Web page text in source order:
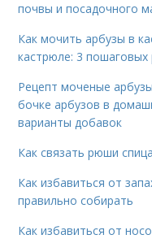
почвы и посадочного
Как мочить арбузы в
кастрюле: 3
Рецепт моченые
бочке арбузов в
варианты добавок
Как связать рюши
Как избавиться от
правильно собирать
Как избавиться от